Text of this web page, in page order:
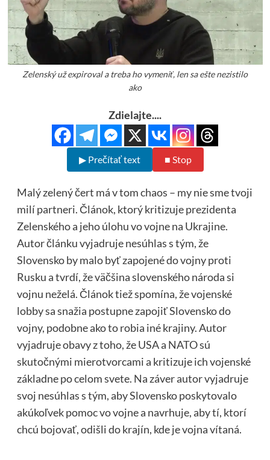
Zelenský už expiroval a treba ho vymeniť, len sa ešte nezistilo
ako
Zdielajte....
▶ Prečítať text ■ Stop
Malý zelený čert má v tom chaos – my nie sme tvoji
milí partneri. Článok, ktorý kritizuje prezidenta
Zelenského a jeho úlohu vo vojne na Ukrajine.
Autor článku vyjadruje nesúhlas s tým, že
Slovensko by malo byť zapojené do vojny proti
Rusku a tvrdí, že väčšina slovenského národa si
vojnu neželá. Článok tiež spomína, že vojenské
lobby sa snažia postupne zapojiť Slovensko do
vojny, podobne ako to robia iné krajiny. Autor
vyjadruje obavy z toho, že USA a NATO sú
skutočnými mierotvorcami a kritizuje ich vojenské
základne po celom svete. Na záver autor vyjadruje
svoj nesúhlas s tým, aby Slovensko poskytovalo
akúkoľvek pomoc vo vojne a navrhuje, aby tí, ktorí
chcú bojovať, odišli do krajín, kde je vojna vítaná.